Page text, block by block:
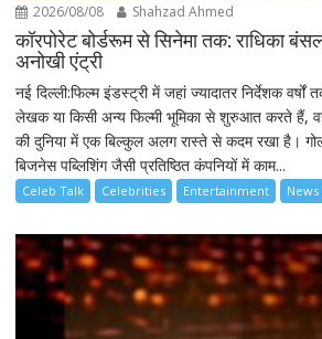
2026/08/08 Shahzad Ahmed
कॉरपोरेट बोर्डरूम से सिनेमा तक: राधिका
अनोखी एंट्री
नई दिल्ली:फिल्म इंडस्ट्री में जहां ज्यादातर निर्देशक
लेखक या किसी अन्य फिल्मी भूमिका से शुरुआत करते हैं,
की दुनिया में एक बिल्कुल अलग रास्ते से कदम रखा है।
बिजनेस पब्लिशिंग जैसी प्रतिष्ठित कंपनियों में काम...
Celeb Talk Celebrities Entertainment